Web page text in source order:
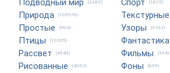
Подводный мир (2282)
Природа (105976)
Простые (904)
Птицы (10205)
Рассвет (4540)
Рисованные (4052)
Спорт (1815)
Текстурные
Узоры (3762)
Фантастика
Фильмы (334)
Фоны (609)